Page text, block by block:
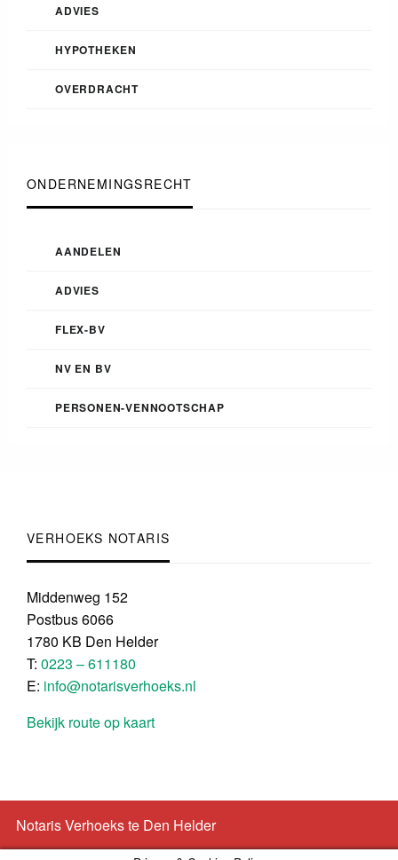
ADVIES
HYPOTHEKEN
OVERDRACHT
ONDERNEMINGSRECHT
AANDELEN
ADVIES
FLEX-BV
NV EN BV
PERSONEN-VENNOOTSCHAP
VERHOEKS NOTARIS
Middenweg 152
Postbus 6066
1780 KB Den Helder
T: 0223 – 611180
E: info@notarisverhoeks.nl
Bekijk route op kaart
Notaris Verhoeks te Den Helder